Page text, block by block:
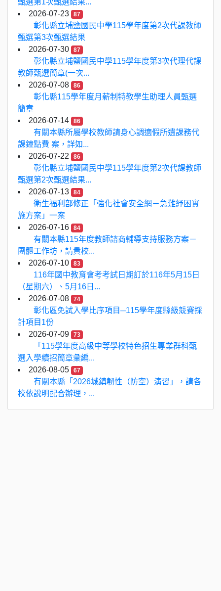
甄選第1次甄選結果...
2026-07-23
87
彰化縣立埔鹽國民中學115學年度第2次代課教師
甄選第3次甄選結果
2026-07-30
87
彰化縣立埔鹽國民中學115學年度第3次代理代課
教師甄選簡章(一次...
2026-07-08
86
彰化縣115學年度月薪制特教學生助理人員甄選
簡章
2026-07-14
86
有關本縣所屬學校教師請身心調適假所遺課務代
課鐘點費 案，詳如...
2026-07-22
86
彰化縣立埔鹽國民中學115學年度第2次代課教師
甄選第2次甄選結果...
2026-07-13
84
衛生福利部修正「強化社會安全網－急難紓困實
施方案」一案
2026-07-16
84
有關本縣115年度教師諮商輔導支持服務方案－
團體工作坊，請貴校...
2026-07-10
83
116年國中教育會考考試日期訂於116年5月15日
（星期六）、5月16日...
2026-07-08
74
彰化區免試入學比序項目─115學年度縣級競賽採
計項目1份
2026-07-09
73
「115學年度高級中等學校特色招生專業群科甄
選入學續招簡章彙編...
2026-08-05
67
有關本縣「2026城鎮韌性（防空）演習」，請各
校依說明配合辦理，...